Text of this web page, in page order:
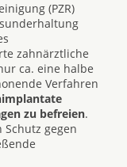
(PZR)
zahnärztliche
ca. eine halbe
Verfahren
zu befreien.
gegen